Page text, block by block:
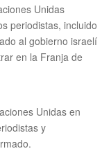
Unidas
periodistas, incluido
al gobierno israelí
en la Franja de
Unidas en
y